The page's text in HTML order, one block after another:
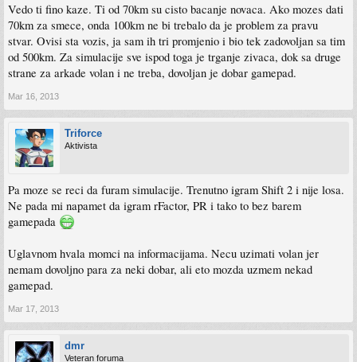
Vedo ti fino kaze. Ti od 70km su cisto bacanje novaca. Ako mozes dati
70km za smece, onda 100km ne bi trebalo da je problem za pravu
stvar. Ovisi sta vozis, ja sam ih tri promjenio i bio tek zadovoljan sa tim
od 500km. Za simulacije sve ispod toga je trganje zivaca, dok sa druge
strane za arkade volan i ne treba, dovoljan je dobar gamepad.
Mar 16, 2013
Triforce
Aktivista
Pa moze se reci da furam simulacije. Trenutno igram Shift 2 i nije losa.
Ne pada mi napamet da igram rFactor, PR i tako to bez barem
gamepada
Uglavnom hvala momci na informacijama. Necu uzimati volan jer
nemam dovoljno para za neki dobar, ali eto mozda uzmem nekad
gamepad.
Mar 17, 2013
dmr
Veteran foruma